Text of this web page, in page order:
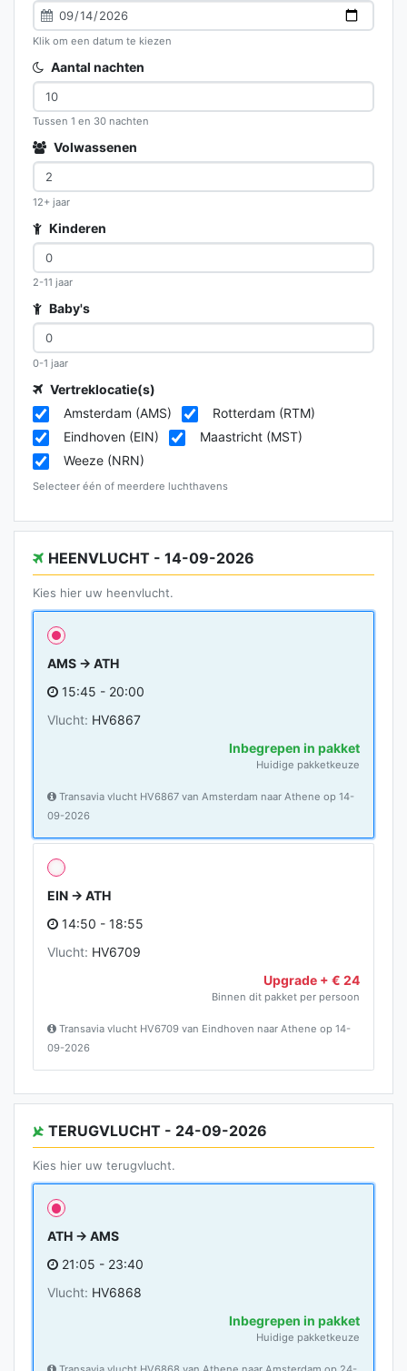
Klik om een datum te kiezen
Aantal nachten
Tussen 1 en 30 nachten
Volwassenen
12+ jaar
Kinderen
2-11 jaar
Baby's
0-1 jaar
Vertreklocatie(s)
Amsterdam (AMS)
Rotterdam (RTM)
Eindhoven (EIN)
Maastricht (MST)
Weeze (NRN)
Selecteer één of meerdere luchthavens
HEENVLUCHT - 14-09-2026
Kies hier uw heenvlucht.
AMS → ATH
15:45 - 20:00
Vlucht: HV6867
Inbegrepen in pakket
Huidige pakketkeuze
Transavia vlucht HV6867 van Amsterdam naar Athene op 14-
09-2026
EIN → ATH
14:50 - 18:55
Vlucht: HV6709
Upgrade + € 24
Binnen dit pakket per persoon
Transavia vlucht HV6709 van Eindhoven naar Athene op 14-
09-2026
TERUGVLUCHT - 24-09-2026
Kies hier uw terugvlucht.
ATH → AMS
21:05 - 23:40
Vlucht: HV6868
Inbegrepen in pakket
Huidige pakketkeuze